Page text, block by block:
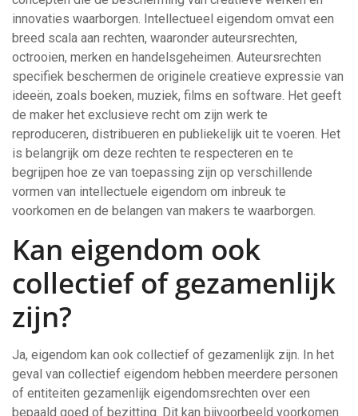
innovaties waarborgen. Intellectueel eigendom omvat een
breed scala aan rechten, waaronder auteursrechten,
octrooien, merken en handelsgeheimen. Auteursrechten
specifiek beschermen de originele creatieve expressie van
ideeën, zoals boeken, muziek, films en software. Het geeft
de maker het exclusieve recht om zijn werk te
reproduceren, distribueren en publiekelijk uit te voeren. Het
is belangrijk om deze rechten te respecteren en te
begrijpen hoe ze van toepassing zijn op verschillende
vormen van intellectuele eigendom om inbreuk te
voorkomen en de belangen van makers te waarborgen.
Kan eigendom ook
collectief of gezamenlijk
zijn?
Ja, eigendom kan ook collectief of gezamenlijk zijn. In het
geval van collectief eigendom hebben meerdere personen
of entiteiten gezamenlijk eigendomsrechten over een
bepaald goed of bezitting. Dit kan bijvoorbeeld voorkomen